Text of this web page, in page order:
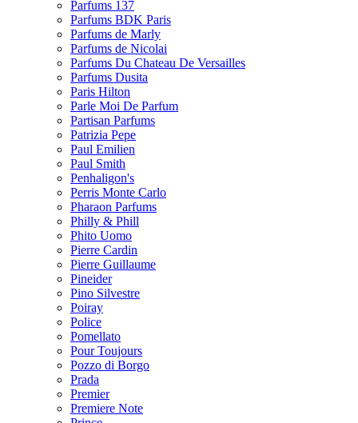
Parfums 137
Parfums BDK Paris
Parfums de Marly
Parfums de Nicolai
Parfums Du Chateau De Versailles
Parfums Dusita
Paris Hilton
Parle Moi De Parfum
Partisan Parfums
Patrizia Pepe
Paul Emilien
Paul Smith
Penhaligon's
Perris Monte Carlo
Pharaon Parfums
Philly & Phill
Phito Uomo
Pierre Cardin
Pierre Guillaume
Pineider
Pino Silvestre
Poiray
Police
Pomellato
Pour Toujours
Pozzo di Borgo
Prada
Premier
Premiere Note